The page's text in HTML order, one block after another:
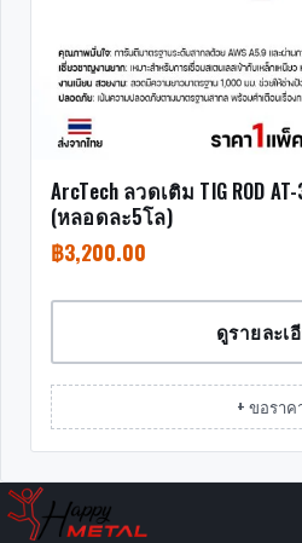
ArcTech ลวดเติม TIG ROD
(หลอดละ5โล)
฿3,200.00
ดูรายละเ
+ ขอราค